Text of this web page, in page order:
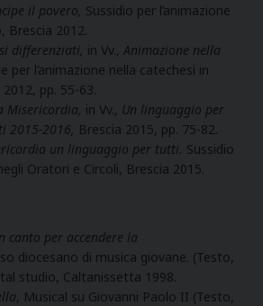
il povero, Sussidio per l’animazione
Brescia 2012.
differenziati, in Vv., Animazione nella
per l’animazione nella catechesi in
pp. 55-63.
in Vv., Un linguaggio per
2015-2016, Brescia 2015, pp. 75-82.
un linguaggio per tutti. Sussidio
Oratori e Circoli, Brescia 2015.
canto per accendere la
diocesano di musica giovane. (Testo,
studio, Caltanissetta 1998.
, Musical su Giovanni Paolo II (Testo,